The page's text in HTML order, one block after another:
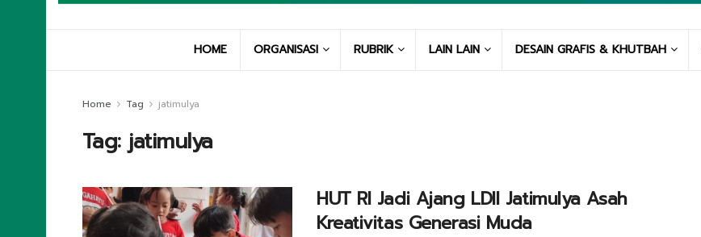
HOME ORGANISASI RUBRIK LAIN LAIN DESAIN GRAFIS & KHUTBAH
Home Tag jatimulya
Tag:jatimulya
HUT RI Jadi Ajang LDII Jatimulya Asah
Kreativitas Generasi Muda